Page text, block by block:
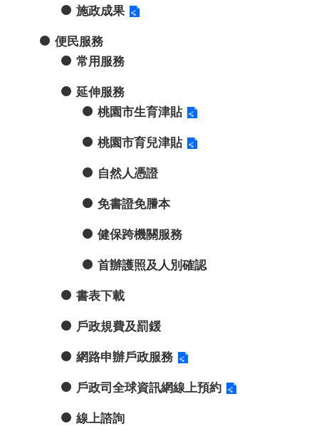
施政成果
便民服務
常用服務
延伸服務
桃園市生育津貼
桃園市育兒津貼
自然人憑證
免書證免謄本
健保跨機關服務
首辦護照及人別確認
書表下載
戶政規費及罰鍰
網路申辦戶政服務
戶政司全球資訊網線上預約
線上諮詢